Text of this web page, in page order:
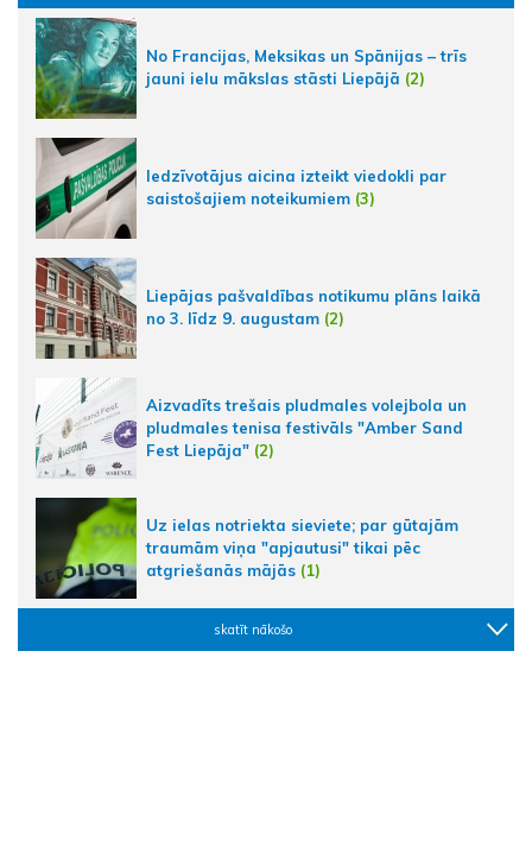
No Francijas, Meksikas un Spānijas – trīs
jauni ielu mākslas stāsti Liepājā (2)
Iedzīvotājus aicina izteikt viedokli par
saistošajiem noteikumiem (3)
Liepājas pašvaldības notikumu plāns laikā
no 3. līdz 9. augustam (2)
Aizvadīts trešais pludmales volejbola un
pludmales tenisa festivāls "Amber Sand
Fest Liepāja" (2)
Uz ielas notriekta sieviete; par gūtajām
traumām viņa "apjautusi" tikai pēc
atgriešanās mājās (1)
skatīt nākošo